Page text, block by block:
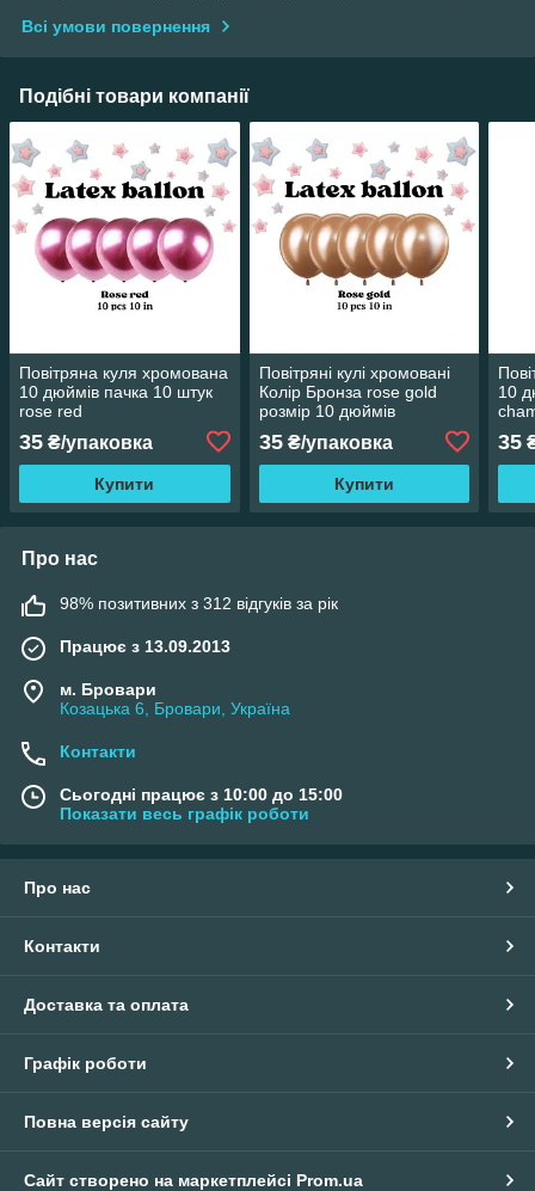
Всі умови повернення
Подібні товари компанії
Повітряна куля хромована
10 дюймів пачка 10 штук
rose red
35 ₴/упаковка
Купити
Повітряні кулі хромовані
Колір Бронза rose gold
розмір 10 дюймів
35₴/упаковка
Купити
10
35
Про нас
98% позитивних з 312 відгуків за рік
Працює з 13.09.2013
м. Бровари
Козацька 6, Бровари, Україна
Контакти
Сьогодні працює з 10:00 до 15:00
Показати весь графік роботи
Про нас
Контакти
Доставка та оплата
Графік роботи
Повна версія сайту
Сайт створено на маркетплейсі Prom.ua